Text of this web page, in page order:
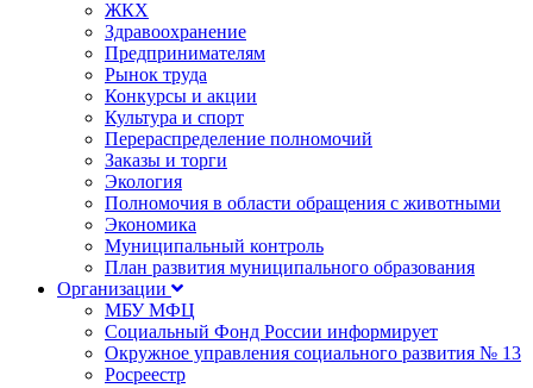
ЖКХ
Здравоохранение
Предпринимателям
Рынок труда
Конкурсы и акции
Культура и спорт
Перераспределение полномочий
Заказы и торги
Экология
Полномочия в области обращения с животными
Экономика
Муниципальный контроль
План развития муниципального образования
Организации
МБУ МФЦ
Социальный Фонд России информирует
Окружное управления социального развития № 13
Росреестр